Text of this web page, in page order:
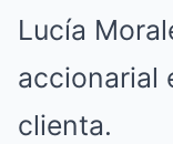
Lucía
accionarial
clienta.